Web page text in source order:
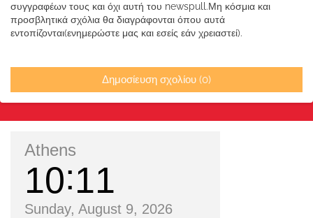
συγγραφέων τους και όχι αυτή του newspull.Μη κόσμια και
προσβλητικά σχόλια θα διαγράφονται όπου αυτά
εντοπίζονται(ενημερώστε μας και εσείς εάν χρειαστεί).
Δημοσίευση σχολίου (0)
Athens
10 11
Sunday, August 9, 2026